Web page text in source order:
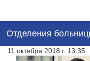
Отделения
11 октября 2018 г. 13:35